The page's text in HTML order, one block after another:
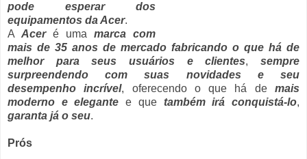
pode esperar dos
equipamentos da Acer.
A Aceré uma marca com
mais de 35 anos de mercado fabricando o que há de
melhor para seus usuários e clientes,sempre
surpreendendo com suas novidades e seu
desempenho incrível, oferecendo o que há demais
moderno e elegante e que também irá conquistá-lo,
garanta já o seu.
Prós